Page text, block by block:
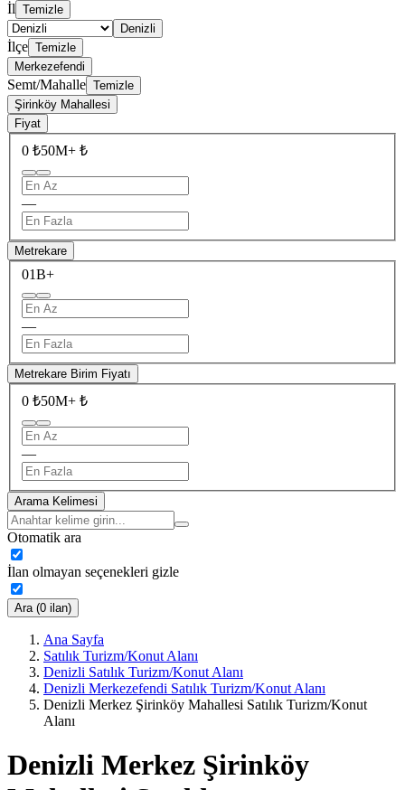
İl Temizle
Denizli
İlçe Temizle
Merkezefendi
Semt/Mahalle Temizle
Şirinköy Mahallesi
Fiyat
0 ₺50M+ ₺
—
Metrekare
01B+
—
Metrekare Birim Fiyatı
0 ₺50M+ ₺
—
Arama Kelimesi
Otomatik ara
İlan olmayan seçenekleri gizle
Ara (0 ilan)
Ana Sayfa
Satılık Turizm/Konut Alanı
Denizli Satılık Turizm/Konut Alanı
Denizli Merkezefendi Satılık Turizm/Konut Alanı
Denizli Merkez Şirinköy Mahallesi Satılık Turizm/Konut
Alanı
Denizli Merkez Şirinköy